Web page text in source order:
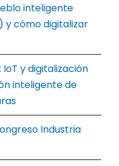
inteligente
y cómo digitalizar
IoT y digitalización
inteligente de
Industria